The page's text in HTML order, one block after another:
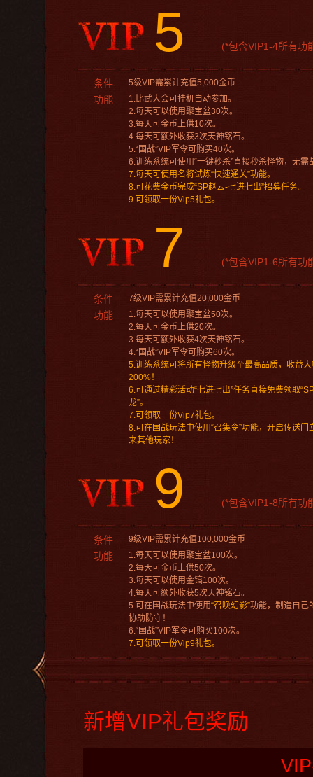
5 (*包含VIP1-4所有功
条件 5级VIP需累计充值5,000金币
功能
1.比武大会可挂机自动参加。
2.每天可以使用聚宝盆30次。
3.每天可金币上供10次。
4.每天可额外收获3次天神铭石。
5.“国战”VIP军令可购买40次。
6.训练系统可使用“一键秒杀”直接秒杀怪物，无需
7.每天可使用名将试炼“快速通关”功能。
8.可花费金币完成“SP赵云-七进七出”招募任务。
9.可领取一份Vip5礼包。
7 (*包含VIP1-6所有功
条件 7级VIP需累计充值20,000金币
功能
1.每天可以使用聚宝盆50次。
2.每天可金币上供20次。
3.每天可额外收获4次天神铭石。
4.“国战”VIP军令可购买60次。
5.训练系统可将所有怪物升级至最高品质，收益
200%！
6.可通过精彩活动“七进七出”任务直接免费领取
龙”。
7.可领取一份Vip7礼包。
8.可在国战玩法中使用“召集令”功能，开启传送门
来其他玩家！
9 (*包含VIP1-8所有功
条件 9级VIP需累计充值100,000金币
功能
1.每天可以使用聚宝盆100次。
2.每天可金币上供50次。
3.每天可以使用金镐100次。
4.每天可额外收获5次天神铭石。
5.可在国战玩法中使用“召唤幻影”功能，制造自己
协助防守！
6.“国战”VIP军令可购买100次。
7.可领取一份Vip9礼包。
新增VIP礼包奖励